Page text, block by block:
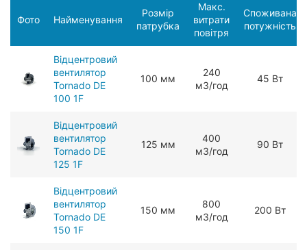
Фото Найменування
Розмір
патрубка
Макс.
витрати
повітря
Споживана
потужність
Відцентровий
вентилятор
Tornado DE
100 1F
100 мм
240
мЗ/год
45 Вт
Відцентровий
вентилятор
Tornado DE
125 1F
125 мм
400
мЗ/год
90 Вт
Відцентровий
вентилятор
Tornado DE
150 1F
150 мм
800
мЗ/год
200 Вт